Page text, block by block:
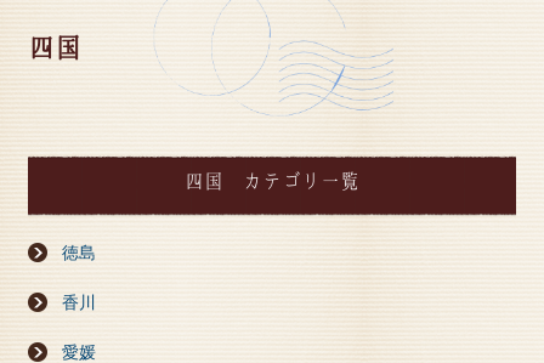
四国
四国 カテゴリ一覧
徳島
香川
愛媛